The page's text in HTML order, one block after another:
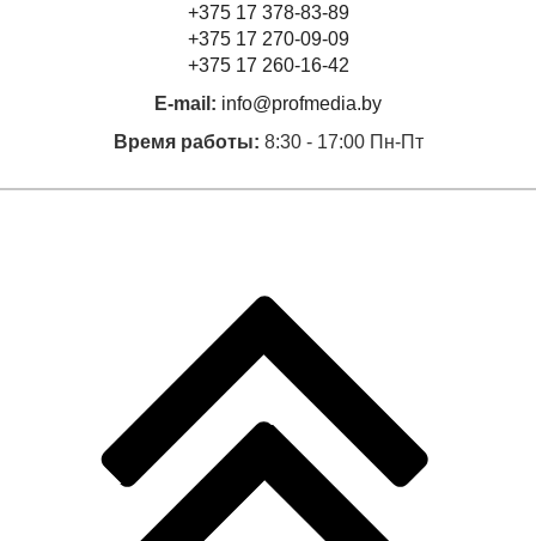
+375 17 378-83-89
+375 17 270-09-09
+375 17 260-16-42
E-mail: info@profmedia.by
Время работы: 8:30 - 17:00 Пн-Пт